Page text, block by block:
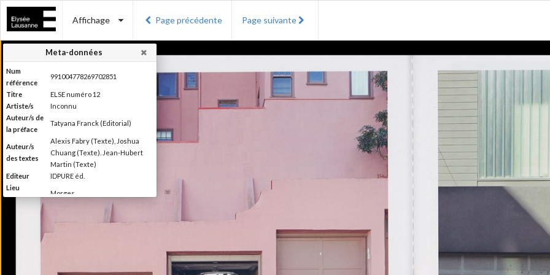
Affichage Page précédente Page suivante
Meta-données
Num
référence
991004778269702851
Titre
ELSE numéro 12
Artiste/s
Inconnu
Auteur/s de
la préface
Tatyana Franck (Editorial)
Auteur/s
des textes
Alexis Fabry (Texte), Joshua
Chuang (Texte). Jean-Hubert
Martin (Texte)
Editeur
IDPURE éd.
Lieu
d'édition
Morges
Production du Musée de